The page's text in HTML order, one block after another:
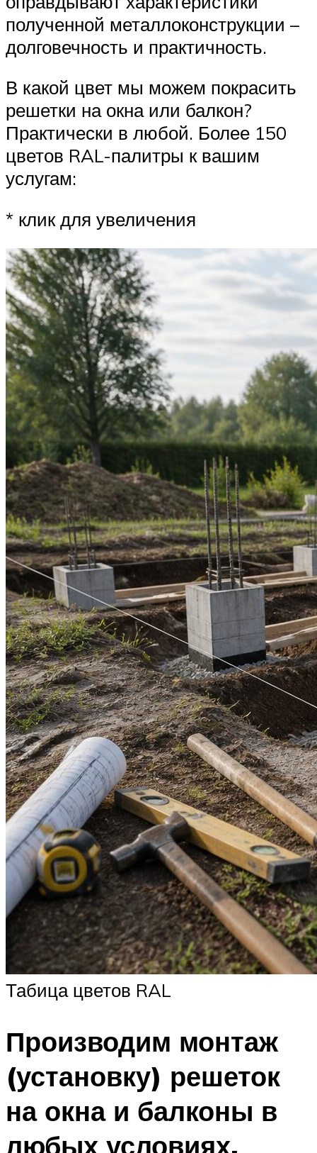
полученной металлоконструкции –
долговечность и практичность.
В какой цвет мы можем покрасить
решетки на окна или балкон?
Практически в любой. Более 150
цветов RAL-палитры к вашим
услугам:
* клик для увеличения
Табица цветов RAL
Производим монтаж
(установку) решеток
на окна и балконы в
любых условиях.